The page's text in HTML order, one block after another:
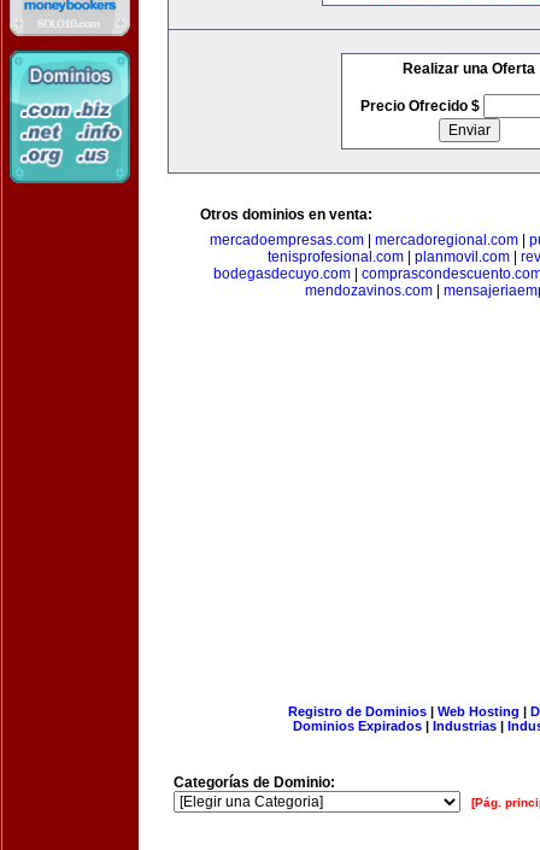
Realizar una Oferta
Precio Ofrecido $
Otros dominios en venta:
mercadoempresas.com| mercadoregional.com|
tenisprofesional.com
planmovil.com
bodegasdecuyo.com
mendozavinos.com|
Registro de Dominios| Web Hosting |
Dominios Expirados | Industrias |
Categorías de Dominio:
[Pág.